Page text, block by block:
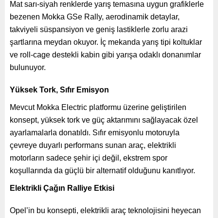
Mat sarı-siyah renklerde yarış temasına uygun grafiklerle
bezenen Mokka GSe Rally, aerodinamik detaylar,
takviyeli süspansiyon ve geniş lastiklerle zorlu arazi
şartlarına meydan okuyor. İç mekanda yarış tipi koltuklar
ve roll-cage destekli kabin gibi yarışa odaklı donanımlar
bulunuyor.
Yüksek Tork, Sıfır Emisyon
Mevcut Mokka Electric platformu üzerine geliştirilen
konsept, yüksek tork ve güç aktarımını sağlayacak özel
ayarlamalarla donatıldı. Sıfır emisyonlu motoruyla
çevreye duyarlı performans sunan araç, elektrikli
motorların sadece şehir içi değil, ekstrem spor
koşullarında da güçlü bir alternatif olduğunu kanıtlıyor.
Elektrikli Çağın Ralliye Etkisi
Opel’in bu konsepti, elektrikli araç teknolojisini heyecan